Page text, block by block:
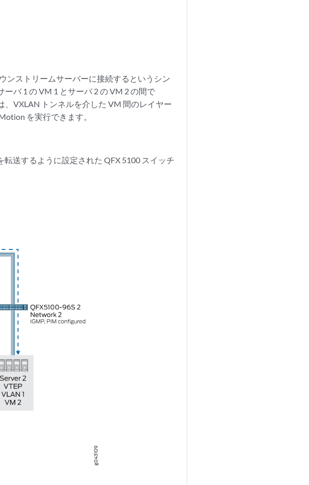
ンストリームサーバーに接続するというシン
バ 1 の VM 1 とサーバ 2 の VM 2 の間で
VXLAN トンネルを介した VM 間のレイヤー
を実行できます。
送するように設定された QFX 5100 スイッチ